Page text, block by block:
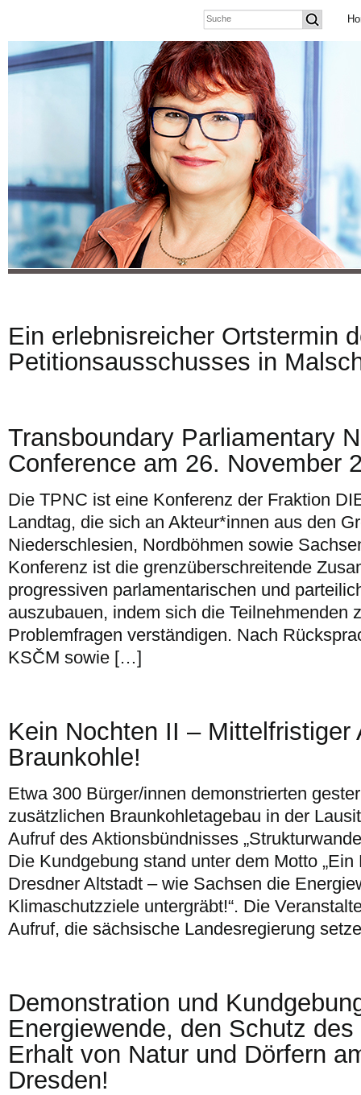
Ein erlebnisreicher Ortstermin
Petitionsausschusses in
Transboundary Parliamentary
Conference am 26. November
Die TPNC ist eine Konferenz der Fraktion
Landtag, die sich an Akteur*innen aus den
Niederschlesien, Nordböhmen sowie
Konferenz ist die grenzüberschreitende
progressiven parlamentarischen und
auszubauen, indem sich die Teilnehmenden
Problemfragen verständigen. Nach
KSČM sowie […]
Kein Nochten II – Mittelfristiger
Braunkohle!
Etwa 300 Bürger/innen demonstrierten
zusätzlichen Braunkohletagebau in der
Aufruf des Aktionsbündnisses
Die Kundgebung stand unter dem Motto
Dresdner Altstadt – wie Sachsen die
Klimaschutzziele untergräbt!“. Die
Aufruf, die sächsische Landesregierung
Demonstration und
Energiewende, den Schutz
Erhalt von Natur und Dörfern
Dresden!